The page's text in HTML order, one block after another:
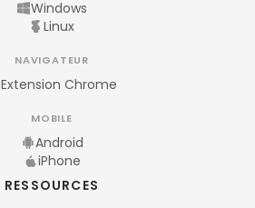
Windows
Linux
NAVIGATEUR
Extension Chrome
MOBILE
Android
iPhone
RESSOURCES